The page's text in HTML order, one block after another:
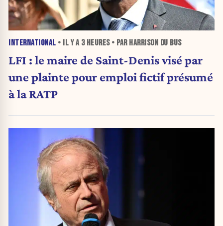
INTERNATIONAL • IL Y A 3 HEURES• PAR HARRISON DU BUS
LFI : le maire de Saint-Denis visé par
une plainte pour emploi fictif présumé
à la RATP